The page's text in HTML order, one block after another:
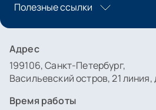
Полезные ссылки
Адрес
199106, Санкт-Петербург,
Васильевский остров, 21 линия,
Время работы